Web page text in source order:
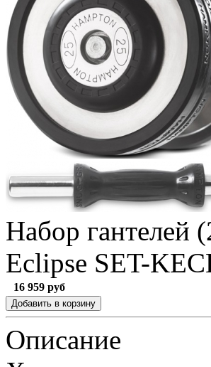
Набор гантелей
Eclipse SET-
16 959 руб
Описание